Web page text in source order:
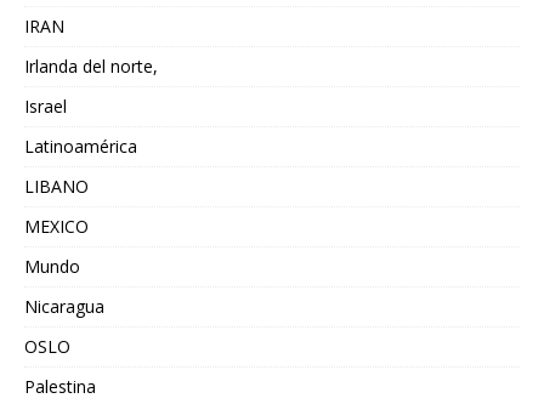
IRAN
Irlanda del norte,
Israel
Latinoamérica
LIBANO
MEXICO
Mundo
Nicaragua
OSLO
Palestina